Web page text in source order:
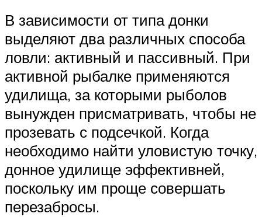
В зависимости от типа донки
выделяют два различных способа
ловли: активный и пассивный. При
активной рыбалке применяются
удилища, за которыми рыболов
вынужден присматривать, чтобы не
прозевать с подсечкой. Когда
необходимо найти уловистую точку,
донное удилище эффективней,
поскольку им проще совершать
перезабросы.